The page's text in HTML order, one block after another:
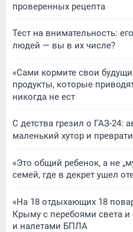
проверенных рецепта
Тест на внимательность:
людей — вы в их числе?
«Сами кормите свои
продукты, которые
никогда не ест
С детства грезил о ГАЗ-24:
маленький хутор и
«Это общий ребенок, а не
семей, где в декрет ушел
«На 18 отдыхающих 18
Крыму с перебоями света и
и налетами БПЛА